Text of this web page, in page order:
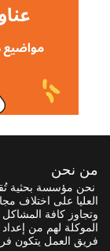
من نحن
نحن مؤسسة بحثية
العليا على اختلاف
وتجاوز كافة المشاكل
الموكلة لهم من
فريق العمل يتكون